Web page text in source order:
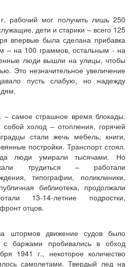
рабочий мог получить лишь 250
дети и старики – всего 125
впервые была сделана прибавка
– на 100 граммов, остальным ‑ на
люди вышли на улицы, чтобы
Это незначительное увеличение
пусть слабую, но надежду
– самое страшное время блокады.
холод – отопления, горячей
стали жечь мебель, книги,
постройки. Транспорт стоял.
люди умирали тысячами. Но
трудиться – работали
типографии, поликлиники,
библиотека, продолжали
13-14-летние подростки,
отцов.
штормов движение судов было
баржами пробивались в обход
1941 г., некоторое количество
самолетами. Твердый лед на